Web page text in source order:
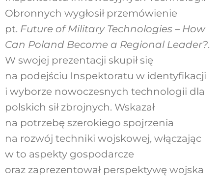
Obronnych wygłosił przemówienie
pt. Future of Military Technologies – How
Can Poland Become a Regional Leader?.
W swojej prezentacji skupił się
na podejściu Inspektoratu w identyfikacji
i wyborze nowoczesnych technologii dla
polskich sił zbrojnych. Wskazał
na potrzebę szerokiego spojrzenia
na rozwój techniki wojskowej, włączając
w to aspekty gospodarcze
oraz zaprezentował perspektywę wojska